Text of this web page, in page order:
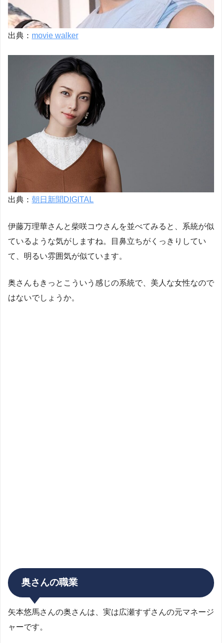
出典： movie walker
出典： 朝日新聞DIGITAL
伊藤万理華さんと柴咲コウさんを並べてみると、系統が似
ているような気がしますね。目鼻立ちがくっきりしてい
て、明るい雰囲気が似ています。
奥さんもきっとこういう感じの系統で、美人な女性なので
はないでしょうか。
奥さんの職業
矢本悠馬さんの奥さんは、実は広瀬すずさんの元マネージ
ャーです。